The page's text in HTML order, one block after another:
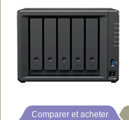
Comparer et acheter